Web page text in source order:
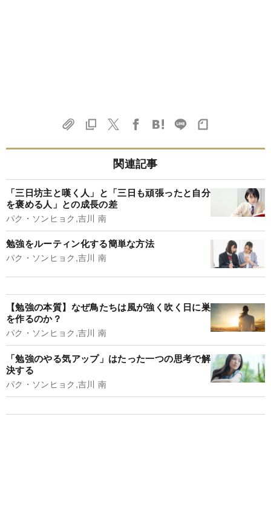
関連記事
「三日坊主と嘆く人」と「三日も頑張ったと自分
を褒める人」との成長の差
パク・ソンヒョク,吉川 南
勉強をルーティン化する簡単な方法
パク・ソンヒョク,吉川 南
【勉強の本質】なぜ鳥たちは風が強く吹く日に巣
を作るのか？
パク・ソンヒョク,吉川 南
「勉強のやる気アップ」はたった一つの思考で解
決する
パク・ソンヒョク,吉川 南